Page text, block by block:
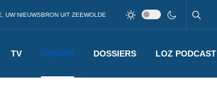
UW NIEUWSBRON UIT ZEEWOLDE
TV NIEUWS DOSSIERS LOZ PODCAST